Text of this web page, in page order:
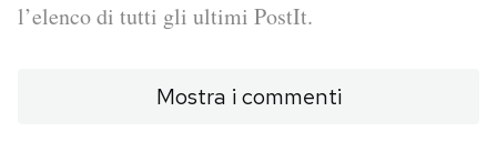
Sport
Mondiali calcio 2026
l’elenco di tutti gli ultimi PostIt.
Mostra i commenti